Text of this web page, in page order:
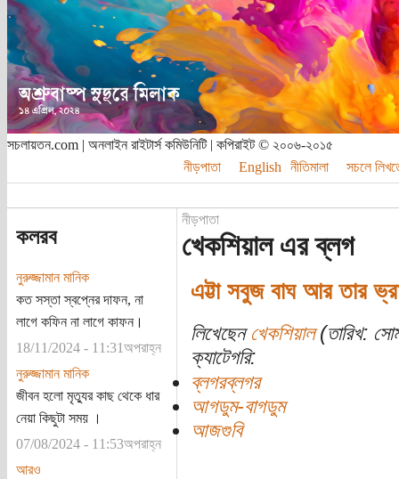
সচলায়তন.com | অনলাইন রাইটার্স কমিউনিটি | কপিরাইট © ২০০৬-২০১৫
নীড়পাতা
English নীতিমালা সচলে
কলরব
নুরুজ্জামান মানিক
কত সস্তা স্বপ্নের দাফন, না
লাগে কফিন না লাগে কাফন।
18/11/2024 - 11:31অপরাহ্ন
নুরুজ্জামান মানিক
জীবন হলো মৃত্যুর কাছ থেকে ধার
নেয়া কিছুটা সময় ।
07/08/2024 - 11:53অপরাহ্ন
আরও
নীড়পাতা
খেকশিয়াল এর ব্লগ
এট্টা সবুজ বাঘ আর তার
লিখেছেন খেকশিয়াল(তারিখ:
ক্যাটেগরি:
ব্লগরব্লগর
আগডুম-বাগডুম
আজগুবি